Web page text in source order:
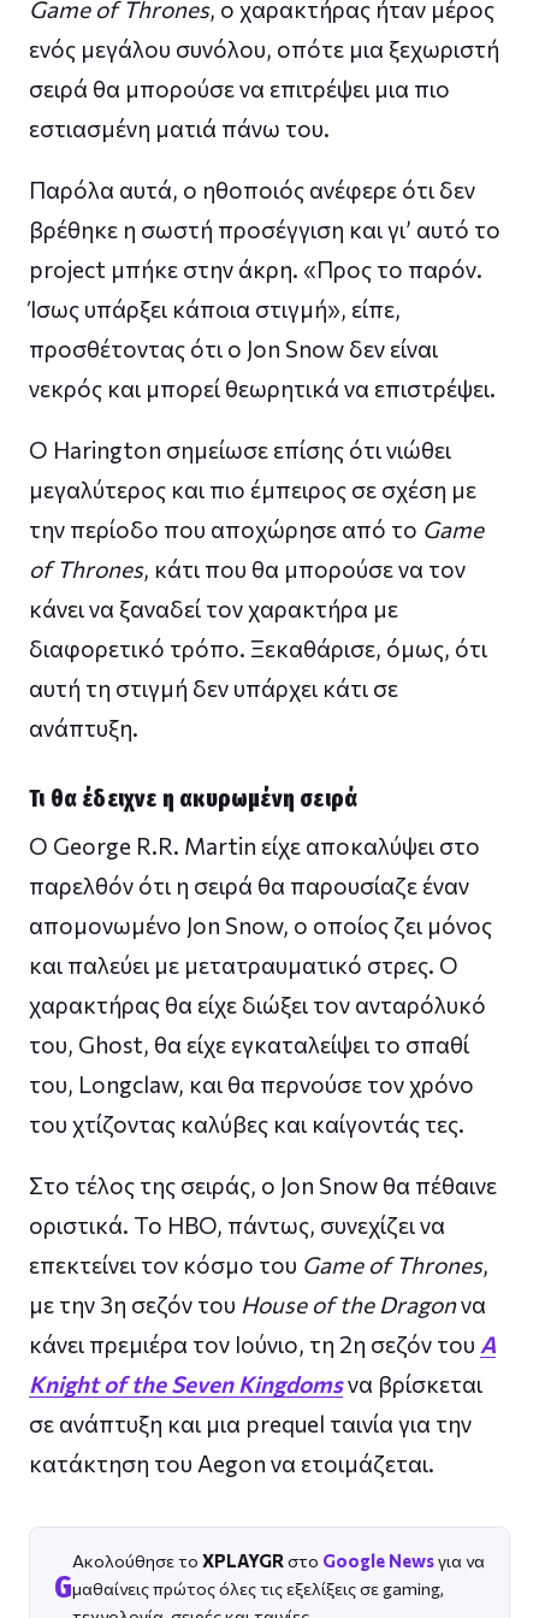
Game of Thrones, ο χαρακτήρας ήταν μέρος
ενός μεγάλου συνόλου, οπότε μια ξεχωριστή
σειρά θα μπορούσε να επιτρέψει μια πιο
εστιασμένη ματιά πάνω του.
Παρόλα αυτά, ο ηθοποιός ανέφερε ότι δεν
βρέθηκε η σωστή προσέγγιση και γι’ αυτό το
project μπήκε στην άκρη. «Προς το παρόν.
Ίσως υπάρξει κάποια στιγμή», είπε,
προσθέτοντας ότι ο Jon Snow δεν είναι
νεκρός και μπορεί θεωρητικά να επιστρέψει.
Ο Harington σημείωσε επίσης ότι νιώθει
μεγαλύτερος και πιο έμπειρος σε σχέση με
την περίοδο που αποχώρησε από το Game
of Thrones, κάτι που θα μπορούσε να τον
κάνει να ξαναδεί τον χαρακτήρα με
διαφορετικό τρόπο. Ξεκαθάρισε, όμως, ότι
αυτή τη στιγμή δεν υπάρχει κάτι σε
ανάπτυξη.
Τι θα έδειχνε η ακυρωμένη σειρά
Ο George R.R. Martin είχε αποκαλύψει στο
παρελθόν ότι η σειρά θα παρουσίαζε έναν
απομονωμένο Jon Snow, ο οποίος ζει μόνος
και παλεύει με μετατραυματικό στρες. Ο
χαρακτήρας θα είχε διώξει τον ανταρόλυκό
του, Ghost, θα είχε εγκαταλείψει το σπαθί
του, Longclaw, και θα περνούσε τον χρόνο
του χτίζοντας καλύβες και καίγοντάς τες.
Στο τέλος της σειράς, ο Jon Snow θα πέθαινε
οριστικά. Το HBO, πάντως, συνεχίζει να
επεκτείνει τον κόσμο του Game of Thrones,
με την 3η σεζόν του House of the Dragonνα
κάνει πρεμιέρα τον Ιούνιο, τη 2η σεζόν του A
Knight of the Seven Kingdomsνα βρίσκεται
σε ανάπτυξη και μια prequel ταινία για την
κατάκτηση του Aegon να ετοιμάζεται.
G
Ακολούθησε το XPLAYGR στο Google Newsγια να
μαθαίνεις πρώτος όλες τις εξελίξεις σε gaming,